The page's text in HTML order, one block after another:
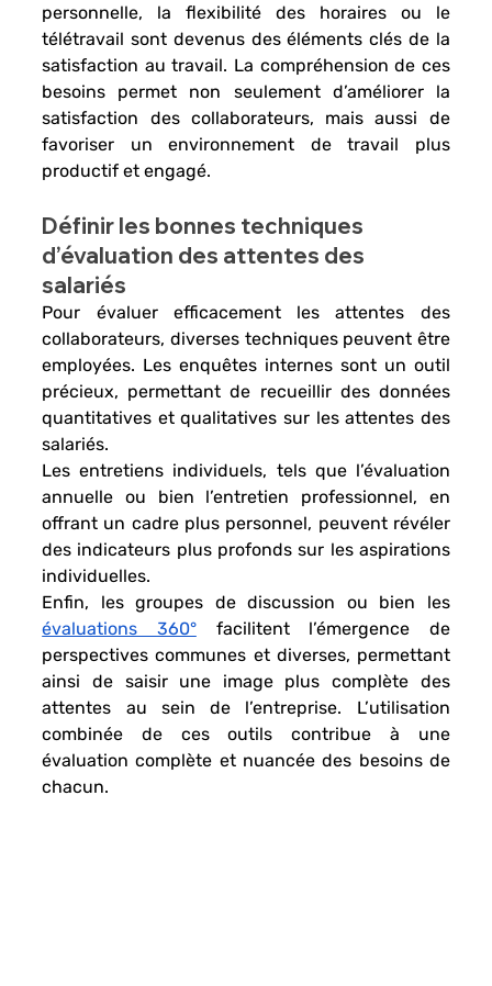
personnelle, la flexibilité des horaires
ou le
télétravail sont devenus des éléments clés de la
satisfaction au travail. La compréhension de ces
besoins permet non seulement d’améliorer la
satisfaction des collaborateurs, mais aussi de
favoriser un environnement de travail plus
productif et engagé.
Définir les bonnes techniques
d’évaluation des attentes des
salariés
Pour évaluer efficacement les attentes des
collaborateurs, diverses techniques peuvent être
employées. Les enquêtes internes sont un outil
précieux, permettant de recueillir des données
quantitatives et qualitatives sur les attentes des
salariés.
Les entretiens individuels, tels que l’évaluation
annuelle ou bien l’entretien professionnel, en
offrant un cadre plus personnel, peuvent révéler
des indicateurs plus profonds sur les aspirations
individuelles.
Enfin, les groupes de discussion ou bien les
évaluations 360° facilitent l’émergence de
perspectives communes et diverses, permettant
ainsi de saisir une image plus complète des
attentes au sein de l’entreprise. L’utilisation
combinée de ces outils contribue à une
évaluation complète et nuancée des besoins de
chacun.